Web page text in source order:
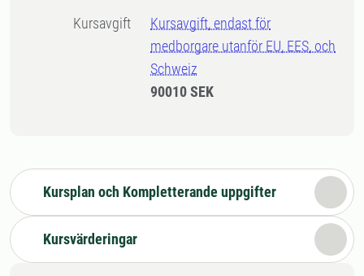
Kursavgift
Kursavgift, endast för
medborgare utanför EU, EES, och
Schweiz
90010 SEK
Kursplan och Kompletterande uppgifter
Kursvärderingar